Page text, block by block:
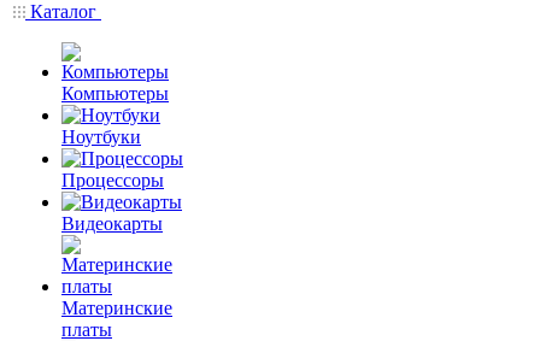
Каталог
Компьютеры
Ноутбуки
Процессоры
Видеокарты
Материнские
платы